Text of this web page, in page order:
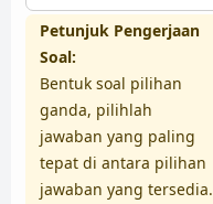
Petunjuk Pengerjaan
Soal:
Bentuk soal pilihan
ganda, pilihlah
jawaban yang paling
tepat di antara pilihan
jawaban yang tersedia.